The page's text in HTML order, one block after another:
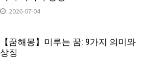
2026-07-04
【꿈해몽】미루는 꿈: 9가지 의미와
상징